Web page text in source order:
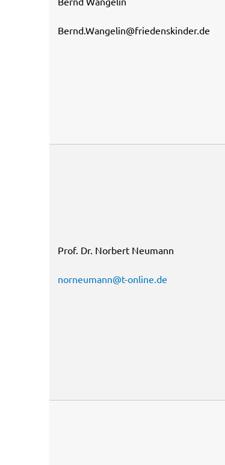
Bernd.Wangelin@friedenskinder.de
Prof. Dr. Norbert Neumann
norneumann@t-online.de